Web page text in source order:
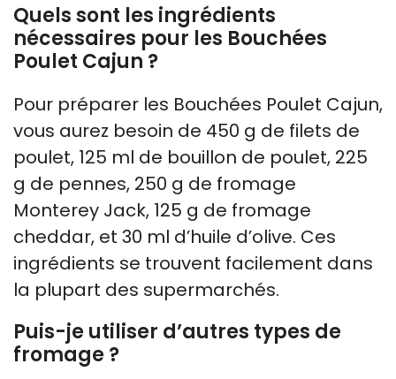
Quels sont les ingrédients
nécessaires pour les Bouchées
Poulet Cajun ?
Pour préparer les Bouchées Poulet Cajun,
vous aurez besoin de 450 g de filets de
poulet, 125 ml de bouillon de poulet, 225
g de pennes, 250 g de fromage
Monterey Jack, 125 g de fromage
cheddar, et 30 ml d’huile d’olive. Ces
ingrédients se trouvent facilement dans
la plupart des supermarchés.
Puis-je utiliser d’autres types de
fromage ?